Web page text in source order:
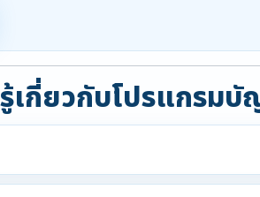
เกี่ยวกับโปรแกรม